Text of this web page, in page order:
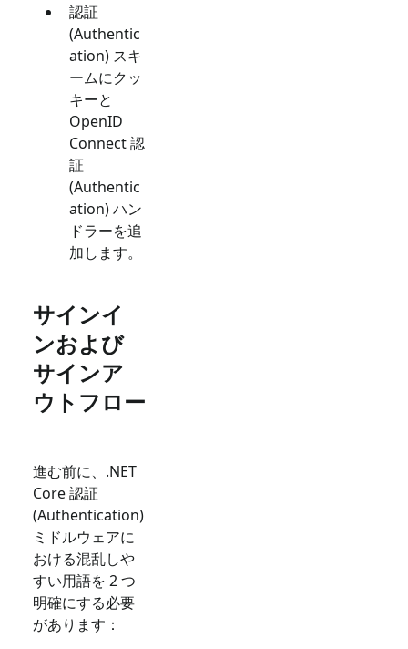
認証
(Authentic
ation) スキ
ームにクッ
キーと
OpenID
Connect 認
証
(Authentic
ation) ハン
ドラーを追
加します。
サインイ
ンおよび
サインア
ウトフロー
進む前に、.NET
Core 認証
(Authentication)
ミドルウェアに
おける混乱しや
すい用語を 2 つ
明確にする必要
があります：